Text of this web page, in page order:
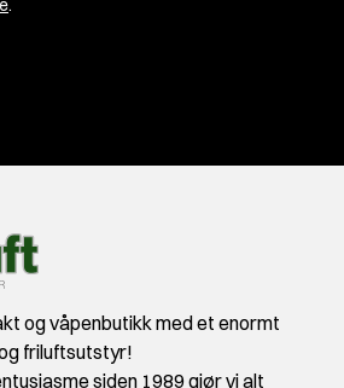
.
og våpenbutikk med et enormt
friluftsutstyr!
siden 1989 gjør vi alt